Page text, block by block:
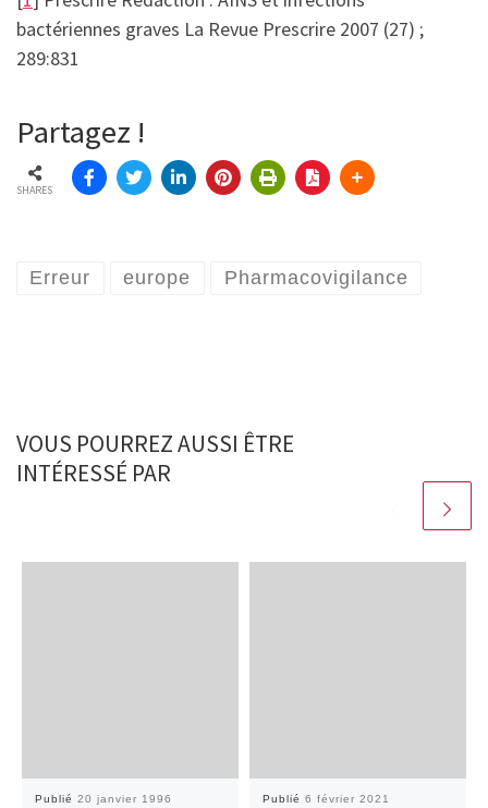
bactériennes graves La Revue Prescrire 2007 (27) ;
289:831
Partagez !
SHARES
Erreur europe Pharmacovigilance
VOUS POURREZ AUSSI ÊTRE
INTÉRESSÉ PAR
Publié 20 janvier 1996 Publié 6 février 2021